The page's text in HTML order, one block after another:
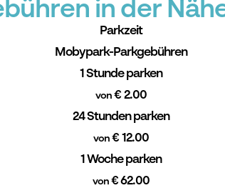
in der
Parkzeit
Mobypark-Parkgebühren
1 Stunde parken
von € 2.00
24 Stunden parken
von € 12.00
1 Woche parken
von€ 62.00